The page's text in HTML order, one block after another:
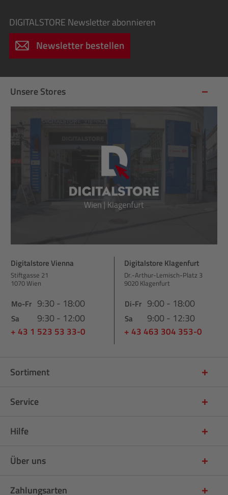
DIGITALSTORE Newsletter abonnieren
Newsletter bestellen
Unsere Stores
Digitalstore Vienna
Stiftgasse 21
1070 Wien
Mo-Fr 9:30 - 18:00
Sa 9:30 - 12:00
+ 43 1 523 53 33-0
Digitalstore Klagenfurt
Dr.-Arthur-Lemisch-Platz 3
9020 Klagenfurt
Di-Fr 9:00 - 18:00
Sa 9:00 - 12:30
+ 43 463 304 353-0
Sortiment
Service
Hilfe
Über uns
Zahlungsarten